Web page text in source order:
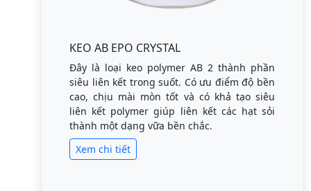
KEO AB EPO CRYSTAL
Đây là loại keo polymer AB 2 thành phần
siêu liên kết trong suốt. Có ưu điểm độ bền
cao, chịu mài mòn tốt và có khả tạo siêu
liên kết polymer giúp liên kết các hạt sỏi
thành một dạng vữa bền chắc.
Xem chi tiết